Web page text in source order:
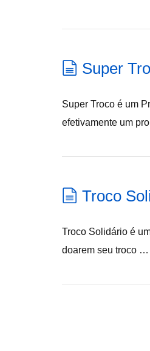
Super
Super Troco é um
efetivamente um
Troco
Troco Solidário é
doarem seu troco …